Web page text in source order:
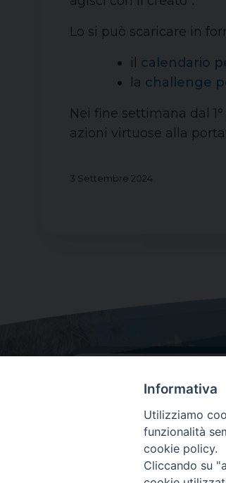
Lo si può scaricare in
il calendario
la challenge
Nei fine settimana dal
azioni virtuose alla
3 Settembre 2024
Dove
Via Lorenzo Da
Informativa
Utilizziamo
funzionalità
cookie policy.
Cliccando su